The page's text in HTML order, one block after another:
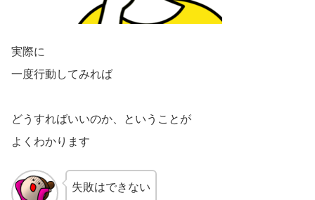
実際に
一度行動してみれば
どうすればいいのか、ということが
よくわかります
失敗はできない